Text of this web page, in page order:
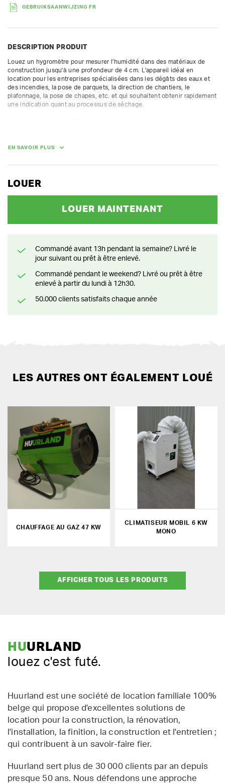
GEBRUIKSAANWIJZING FR
DESCRIPTION PRODUIT
Louez un hygromètre pour mesurer l'humidité dans des matériaux de
construction jusqu'à une profondeur de 4 cm. L'appareil idéal en
location pour les entreprises spécialisées dans les dégâts des eaux et
des incendies, la pose de parquets, la direction de chantiers, le
plafonnage, la pose de chapes, etc. et qui souhaitent obtenir rapidement
une indication quant au processus de séchage.
EN SAVOIR PLUS
LOUER
LOUER MAINTENANT
Commandé avant 13h pendant la semaine? Livré le
jour suivant ou prêt à être enlevé.
Commandé pendant le weekend? Livré ou prêt à être
enlevé à partir du lundi à 12h30.
50.000 clients satisfaits chaque année
LES AUTRES ONT ÉGALEMENT LOUÉ
CHAUFFAGE AU GAZ 47 KW
CLIMATISEUR MOBIL 6 KW
MONO
AFFICHER TOUS LES PRODUITS
HUURLAND
louez c'est futé.
Huurland est une société de location familiale 100%
belge qui propose d'excellentes solutions de
location pour la construction, la rénovation,
l'installation, la finition, la construction et l'entretien ;
qui contribuent à un savoir-faire fier.
Huurland sert plus de 30 000 clients par an depuis
presque 50 ans. Nous défendons une approche